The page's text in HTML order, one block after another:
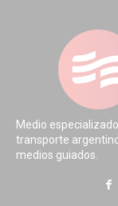
Medio
transporte
medios guiados.